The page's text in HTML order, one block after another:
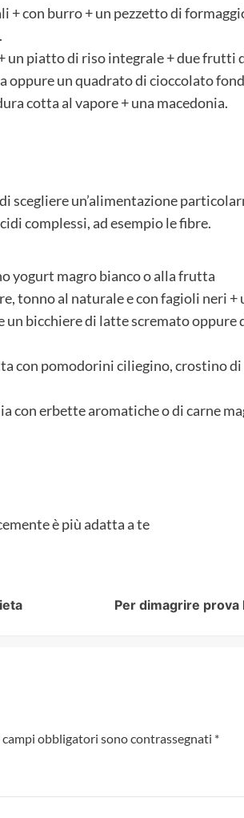
+ con burro + un pezzetto di
piatto di riso integrale + due frutti
oppure un quadrato di cioccolato
cotta al vapore + una macedonia.
scegliere un’alimentazione
complessi, ad esempio le fibre.
yogurt magro bianco o alla frutta
tonno al naturale e con fagioli neri +
un bicchiere di latte scremato oppure
con pomodorini ciliegino, crostino di
con erbette aromatiche o di carne
è più adatta a te
Per dimagrire
campi obbligatori sono contrassegnati *